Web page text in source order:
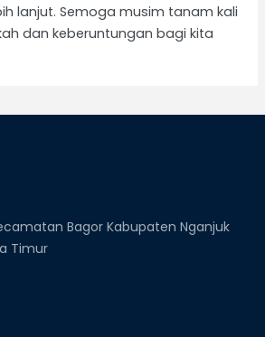
lanjut. Semoga musim tanam kali
dan keberuntungan bagi kita
Bagor Kabupaten Nganjuk
Timur